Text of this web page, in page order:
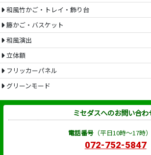
和風竹かご・トレイ・飾り台
籐かご・バスケット
和風演出
立体額
フリッカーパネル
グリーンモード
ミセダスへのお問い合わ
電話番号（平日10時～17時）
072-752-5847